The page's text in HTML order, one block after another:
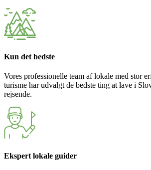
Kun det bedste
Vores professionelle team af lokale med stor
turisme har udvalgt de bedste ting at lave i
rejsende.
Ekspert lokale guider